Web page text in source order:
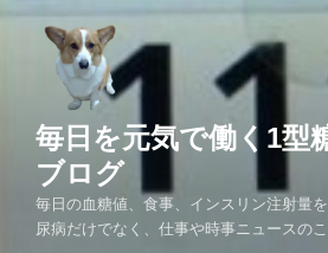
毎日を元気で働く1型
ブログ
毎日の血糖値、食事、インスリン注射量
尿病だけでなく、仕事や時事ニュースの